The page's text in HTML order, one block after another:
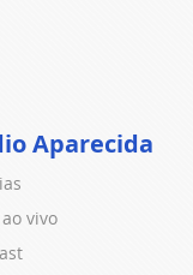
Aparecida
vivo